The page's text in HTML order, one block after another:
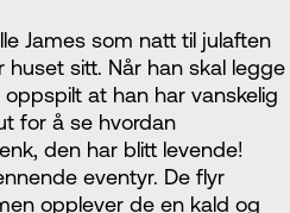
James som natt til julaften
sitt. Når han skal legge
at han har vanskelig
for å se hvordan
den har blitt levende!
eventyr. De flyr
opplever de en kald og